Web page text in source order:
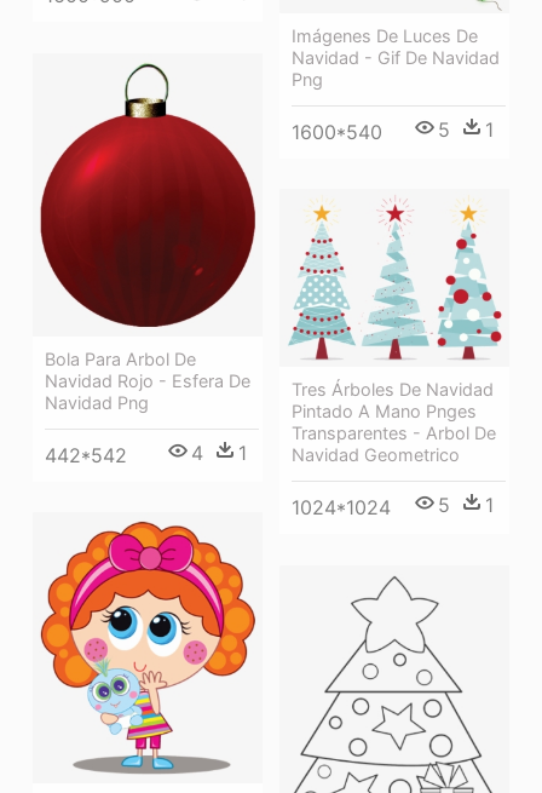
Imágenes De Luces De
Navidad - Gif De Navidad
Png
1600*540 5 1
Bola Para Arbol De
Navidad Rojo - Esfera De
Navidad Png
442*542 4 1
Tres Árboles De Navidad
Pintado A Mano Pnges
Transparentes - Arbol De
Navidad Geometrico
1024*1024 5 1